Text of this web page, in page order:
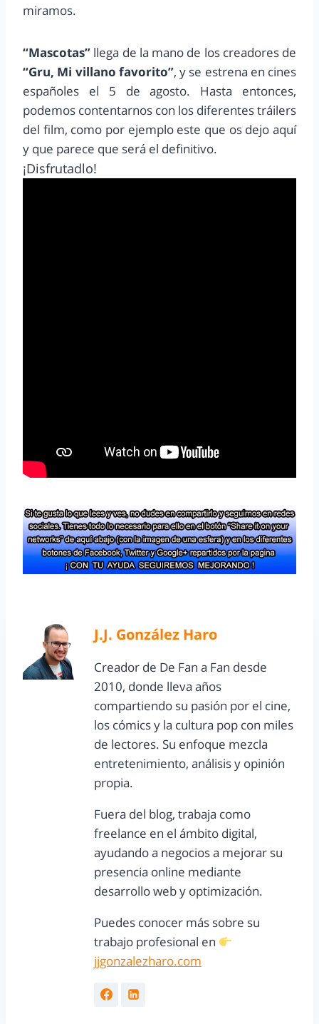
miramos.
“Mascotas” llega de la mano de los creadores de
“Gru, Mi villano favorito”, y se estrena en cines
españoles el 5 de agosto. Hasta entonces,
podemos contentarnos con los diferentes tráilers
del film, como por ejemplo este que os dejo aquí
y que parece que será el definitivo.
¡Disfrutadlo!
J.J. González Haro
Creador de De Fan a Fan desde
2010, donde lleva años
compartiendo su pasión por el cine,
los cómics y la cultura pop con miles
de lectores. Su enfoque mezcla
entretenimiento, análisis y opinión
propia.
Fuera del blog, trabaja como
freelance en el ámbito digital,
ayudando a negocios a mejorar su
presencia online mediante
desarrollo web y optimización.
Puedes conocer más sobre su
trabajo profesional en
jjgonzalezharo.com